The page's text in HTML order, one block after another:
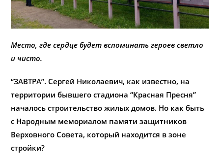
Место, где сердце будет вспоминать героев светло
и чисто.
“ЗАВТРА”. Сергей Николаевич, как известно, на
территории бывшего стадиона “Красная Пресня”
началось строительство жилых домов. Но как быть
с Народным мемориалом памяти защитников
Верховного Совета, который находится в зоне
стройки?